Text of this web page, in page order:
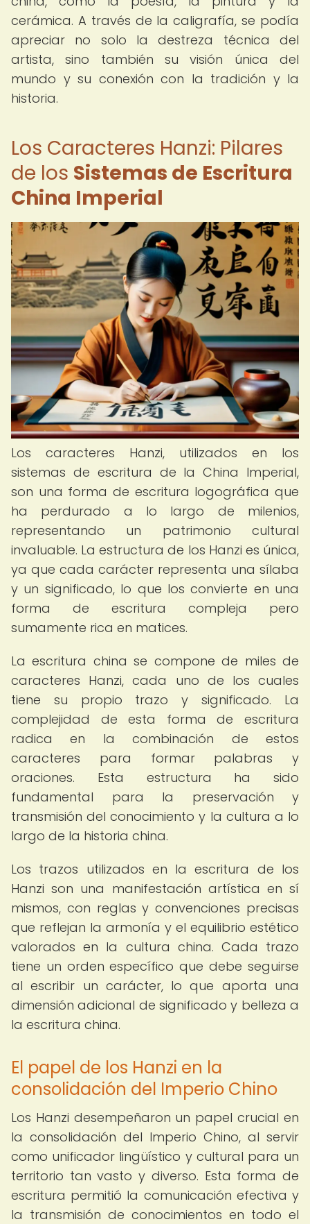
cerámica. A través de la caligrafía, se podía
apreciar no solo la destreza técnica del
artista, sino también su visión única del
mundo y su conexión con la tradición y la
historia.
Los Caracteres Hanzi: Pilares
de los Sistemas de Escritura
China Imperial
Los caracteres Hanzi, utilizados en los
sistemas de escritura de la China Imperial,
son una forma de escritura logográfica que
ha perdurado a lo largo de milenios,
representando un patrimonio cultural
invaluable. La estructura de los Hanzi es única,
ya que cada carácter representa una sílaba
y un significado, lo que los convierte en una
forma de escritura compleja pero
sumamente rica en matices.
La escritura china se compone de miles de
caracteres Hanzi, cada uno de los cuales
tiene su propio trazo y significado. La
complejidad de esta forma de escritura
radica en la combinación de estos
caracteres para formar palabras y
oraciones. Esta estructura ha sido
fundamental para la preservación y
transmisión del conocimiento y la cultura a lo
largo de la historia china.
Los trazos utilizados en la escritura de los
Hanzi son una manifestación artística en sí
mismos, con reglas y convenciones precisas
que reflejan la armonía y el equilibrio estético
valorados en la cultura china. Cada trazo
tiene un orden específico que debe seguirse
al escribir un carácter, lo que aporta una
dimensión adicional de significado y belleza a
la escritura china.
El papel de los Hanzi en la
consolidación del Imperio Chino
Los Hanzi desempeñaron un papel crucial en
la consolidación del Imperio Chino, al servir
como unificador lingüístico y cultural para un
territorio tan vasto y diverso. Esta forma de
escritura permitió la comunicación efectiva y
la transmisión de conocimientos en todo el